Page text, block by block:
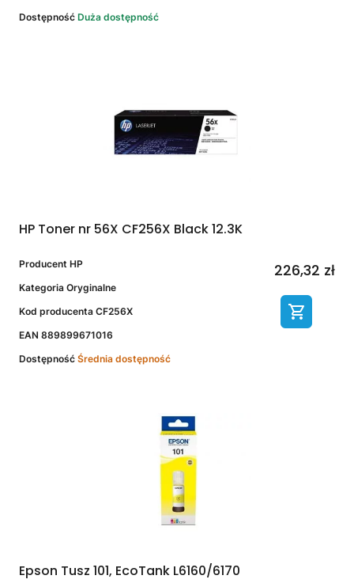
Dostępność Duża dostępność
HP Toner nr 56X CF256X Black 12.3K
Producent HP
Kategoria Oryginalne
Kod producenta CF256X
EAN 889899671016
Dostępność Średnia dostępność
226,32 zł
Epson Tusz 101, EcoTank L6160/6170